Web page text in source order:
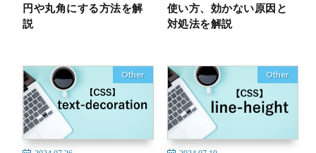
円や丸角にする方法を解
説
使い方、効かない原因と
対処法を解説
Other Other